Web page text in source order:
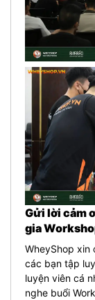
Gửi lời cảm
gia
WheyShop xin
các bạn tập
luyện viên cá
nghe buổi